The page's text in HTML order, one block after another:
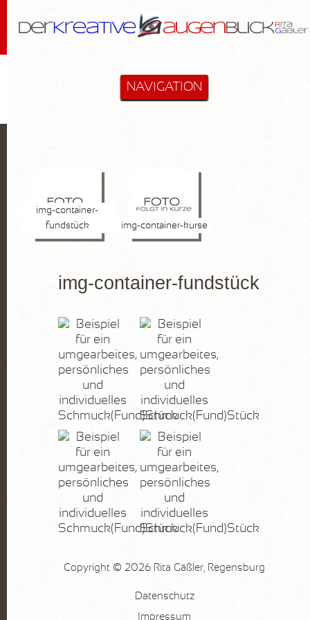
NAVIGATION
Lanzarote
Diverse
Hommage an Bloßfeldt
FOTOGRAFIE
Pflanzen
Wasser
Lanzarote
KURSE
AKTUELLES
Kurse
VITA
img-container-
fundstück
img-container-kurse
img-container-fundstück
Copyright © 2026 Rita Gäßler, Regensburg
Datenschutz
Impressum